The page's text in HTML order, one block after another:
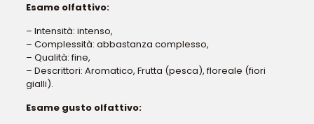
Esame olfattivo:
– Intensità: intenso,
– Complessità: abbastanza complesso,
– Qualità: fine,
– Descrittori: Aromatico, Frutta (pesca), floreale (fiori
gialli).
Esame gusto olfattivo: